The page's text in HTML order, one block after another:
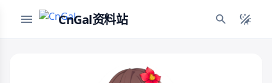
CnGal资料站